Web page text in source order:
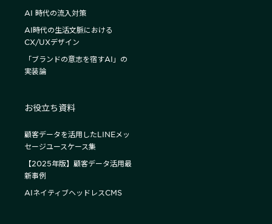
AI 時代の流入対策
AI時代の生活文脈における
CX/UXデザイン
「ブランドの意志を宿すAI」の
実装論
お役立ち資料
顧客データを活用したLINEメッ
セージユースケース集
【2025年版】顧客データ活用最
新事例
AIネイティブヘッドレスCMS